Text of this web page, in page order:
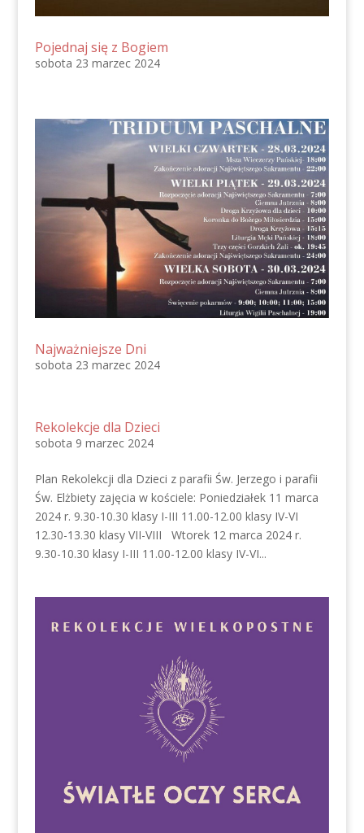
Pojednaj się z Bogiem
sobota 23 marzec 2024
Najważniejsze Dni
sobota 23 marzec 2024
Rekolekcje dla Dzieci
sobota 9 marzec 2024
Plan Rekolekcji dla Dzieci z parafii Św. Jerzego i parafii
Św. Elżbiety zajęcia w kościele: Poniedziałek 11 marca
2024 r. 9.30-10.30 klasy I-III 11.00-12.00 klasy IV-VI
12.30-13.30 klasy VII-VIII Wtorek 12 marca 2024 r.
9.30-10.30 klasy I-III 11.00-12.00 klasy IV-VI...